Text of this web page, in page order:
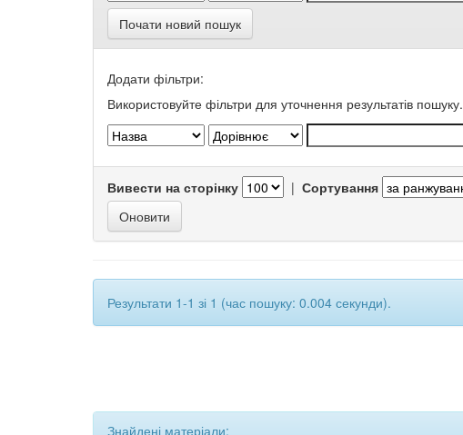
Почати новий пошук
Додати фільтри:
Використовуйте фільтри для уточнення результатів пошуку.
Вивести на сторінку | Сортування
Результати 1-1 зі 1 (час пошуку: 0.004 секунди).
Знайдені матеріали: